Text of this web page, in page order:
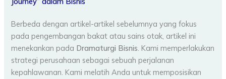
Berbeda dengan artikel-artikel sebelumnya yang fokus
pada pengembangan bakat atau sains otak, artikel ini
menekankan pada Dramaturgi Bisnis. Kami memperlakukan
strategi perusahaan sebagai sebuah perjalanan
kepahlawanan. Kami melatih Anda untuk memposisikan